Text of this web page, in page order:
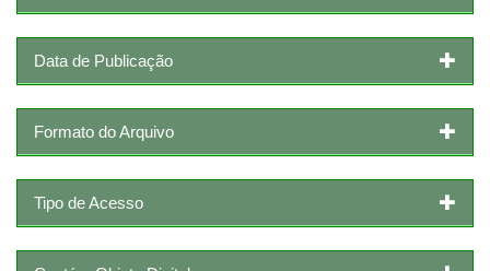
Data de Publicação
Formato do Arquivo
Tipo de Acesso